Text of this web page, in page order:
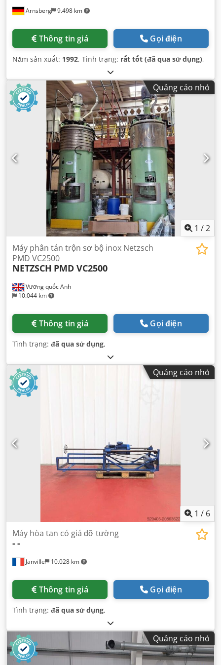
Arnsberg 9.498 km
Thông tin giá Gọi điện
Năm sản xuất: 1992, Tình trạng: rất tốt (đã qua sử dụng),
Quảng cáo nhỏ
1 /2
Vương quốc Anh
10.044 km
Máy phân tán trộn sơ bộ inox Netzsch
PMD VC2500
NETZSCH PMD VC2500
Thông tin giá Gọi điện
Tình trạng: đã qua sử dụng,
Quảng cáo nhỏ
1 / 6
Janville 10.028 km
Máy hòa tan có giá đỡ tường
--
Thông tin giá Gọi điện
Tình trạng: đã qua sử dụng,
Quảng cáo nhỏ